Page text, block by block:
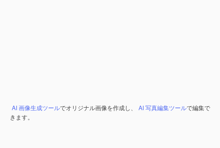
AI 画像生成ツールでオリジナル画像を作成し、 AI 写真編集ツールで編集で
きます。